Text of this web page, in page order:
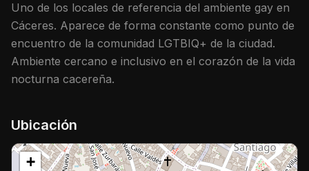
Uno de los locales de referencia del ambiente gay en
Cáceres. Aparece de forma constante como punto de
encuentro de la comunidad LGTBIQ+ de la ciudad.
Ambiente cercano e inclusivo en el corazón de la vida
nocturna cacereña.
Ubicación
+